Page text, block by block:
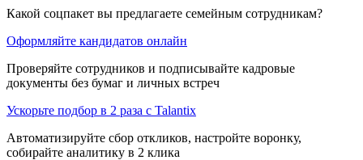
Какой соцпакет вы предлагаете семейным сотрудникам?
Оформляйте кандидатов онлайн
Проверяйте сотрудников и подписывайте кадровые
документы без бумаг и личных встреч
Ускорьте подбор в 2 раза с Talantix
Автоматизируйте сбор откликов, настройте воронку,
собирайте аналитику в 2 клика